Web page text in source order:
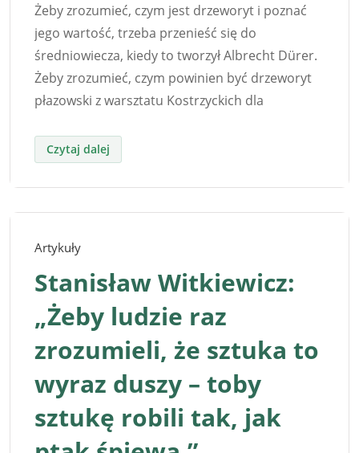
Żeby zrozumieć, czym jest drzeworyt i poznać
jego wartość, trzeba przenieść się do
średniowiecza, kiedy to tworzył Albrecht Dürer.
Żeby zrozumieć, czym powinien być drzeworyt
płazowski z warsztatu Kostrzyckich dla
Artykuły
Stanisław Witkiewicz:
„Żeby ludzie raz
zrozumieli, że sztuka to
wyraz duszy – toby
sztukę robili tak, jak